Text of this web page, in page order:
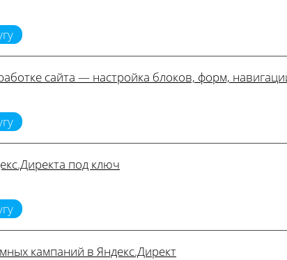
сайта — настройка блоков, форм,
под ключ
кампаний в Яндекс.Директ